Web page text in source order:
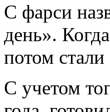
С фарси
день».
потом стали
С учетом